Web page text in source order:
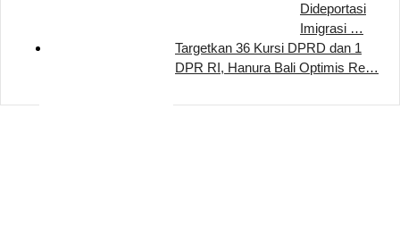
Dideportasi
Imigrasi …
Targetkan 36 Kursi DPRD dan 1
DPR RI, Hanura Bali Optimis Re…